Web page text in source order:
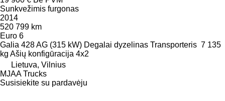
Sunkvežimis furgonas
2014
520 799 km
Euro 6
Galia 428 AG (315 kW) Degalai dyzelinas Transporteris 7 135
kg Ašių konfigūracija 4x2
Lietuva, Vilnius
MJAA Trucks
Susisiekite su pardavėju